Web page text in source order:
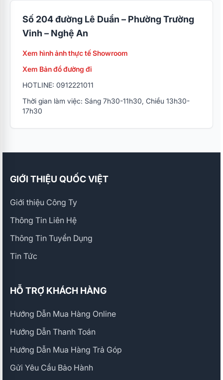
Số 204 đường Lê Duẩn – Phường Trường
Vinh – Nghệ An
Xem hình ảnh thực tế Showroom
Xem Bản đồ đường đi
HOTLINE: 0912221011
Thời gian làm việc: Sáng 7h30-11h30, Chiều 13h30-
17h30
GIỚI THIỆU QUỐC VIỆT
Giới thiệu Công Ty
Thông Tin Liên Hệ
Thông Tin Tuyển Dụng
Tin Tức
HỖ TRỢ KHÁCH HÀNG
Hướng Dẫn Mua Hàng Online
Hướng Dẫn Thanh Toán
Hướng Dẫn Mua Hàng Trả Góp
Gửi Yêu Cầu Bảo Hành